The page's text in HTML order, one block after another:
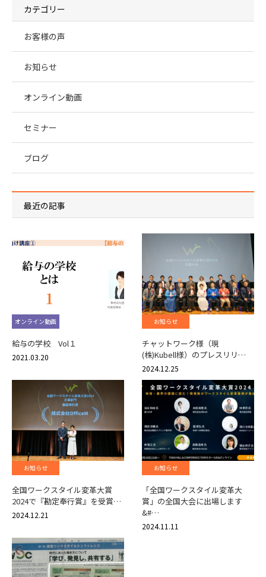
カテゴリー
お客様の声
お知らせ
オンライン動画
セミナー
ブログ
最近の記事
オンライン動画
給与の学校 Vol１
2021.03.20
お知らせ
チャットワーク様（現
(株)Kubell様）のプレスリリ…
2024.12.25
お知らせ
全国ワークスタイル変革大賞
2024で『勘定奉行賞』を受賞…
2024.12.21
お知らせ
「全国ワークスタイル変革大
賞」の全国大会に出場します
&#…
2024.11.11